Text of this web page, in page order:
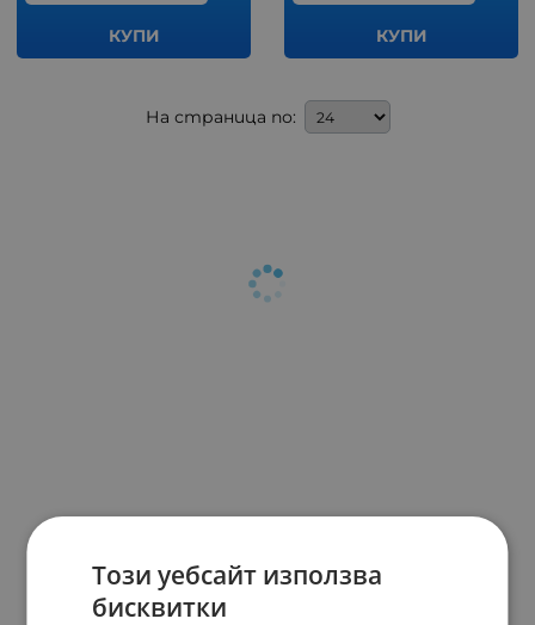
КУПИ КУПИ
На страница по:
Този уебсайт използва
бисквитки